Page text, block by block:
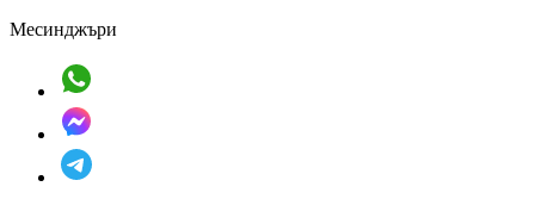
Месинджъри